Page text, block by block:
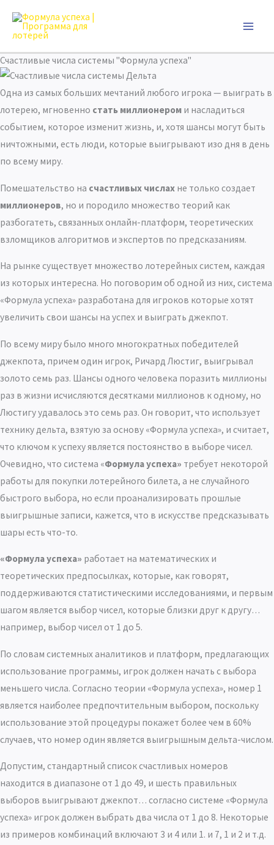
содержимому
Счастливые числа системы "Формула успеха"
Одна из самых больших мечтаний любого игрока — выиграть в
лотерею, мгновенно стать миллионером и насладиться
событием, которое изменит жизнь, и, хотя шансы могут быть
ничтожными, есть люди, которые выигрывают изо дня в день
по всему миру.
Помешательство на счастливых числах не только создает
миллионеров, но и породило множество теорий как
разбогатеть, связанных онлайн-платформ, теоретических
взломщиков алгоритмов и экспертов по предсказаниям.
На рынке существует множество лотерейных систем, каждая
из которых интересна. Но поговорим об одной из них, система
«Формула успеха» разработана для игроков которые хотят
увеличить свои шансы на успех и выиграть джекпот.
По всему миру было много многократных победителей
джекпота, причем один игрок, Ричард Люстиг, выигрывал
золото семь раз. Шансы одного человека поразить миллионы
раз в жизни исчисляются десятками миллионов к одному, но
Люстигу удавалось это семь раз. Он говорит, что использует ​​
технику дельта, взятую за основу «Формула успеха», и считает,
что ключом к успеху является постоянство в выборе чисел.
Очевидно, что система «Формула успеха» требует некоторой
работы для покупки лотерейного билета, а не случайного
быстрого выбора, но если проанализировать прошлые
выигрышные записи, кажется, что в искусстве предсказывать
шары есть что-то.
«Формула успеха» работает на математических и
теоретических предпосылках, которые, как говорят,
поддерживаются статистическими исследованиями, и первым
шагом является выбор чисел, которые близки друг к другу…
например, выбор чисел от 1 до 5.
По словам системных аналитиков и платформ, предлагающих
использование программы, игрок должен начать с выбора
меньшего числа. Согласно теории «Формула успеха», номер 1
является наиболее предпочтительным выбором, поскольку
использование этой процедуры покажет более чем в 60%
случаев, что номер один является выигрышным дельта-числом.
Допустим, стандартный список счастливых номеров
находится в диапазоне от 1 до 49, и шесть правильных
выборов выигрывают джекпот… согласно системе «Формула
успеха» игрок должен выбрать два числа от 1 до 8. Некоторые
из примеров комбинаций включают 3 и 4 или 1. и 7, 1 и 2 и т.д.